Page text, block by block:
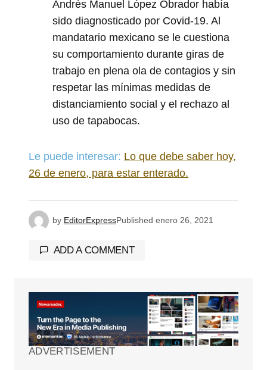
Andrés Manuel López Obrador había
sido diagnosticado por Covid-19. Al
mandatario mexicano se le cuestiona
su comportamiento durante giras de
trabajo en plena ola de contagios y sin
respetar las mínimas medidas de
distanciamiento social y el rechazo al
uso de tapabocas.
Le puede interesar: Lo que debe saber hoy,
26 de enero, para estar enterado.
by EditorExpressPublished enero 26, 2021
ADD A COMMENT
Tu dirección de correo electrónico no será
Los campos obligatorios están
marcados con*
ADVERTISEMENT